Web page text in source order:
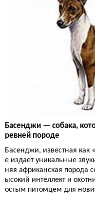
Басенджи — собака,
ревней породе
Басенджи, известная
е издает уникальные
няя африканская порода
ысокий интеллект и
остым питомцем для